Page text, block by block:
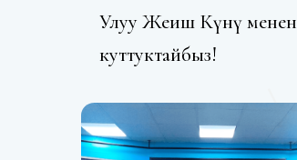
Улуу Жеңиш Күнү менен
куттуктайбыз!